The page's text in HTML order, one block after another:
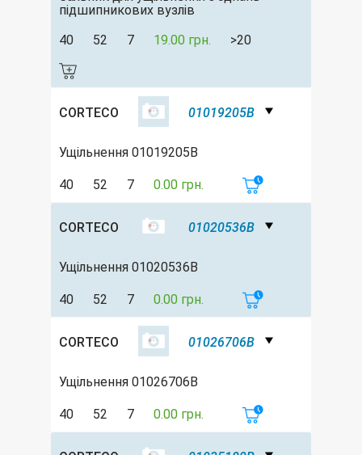
підшипникових вузлів
40
52 7 19.00 грн. >20
CORTECO 01019205B
Ущільнення 01019205B
40 52 7 0.00 грн.
CORTECO 01020536B
Ущільнення 01020536B
40 52 7 0.00 грн.
CORTECO 01026706B
Ущільнення 01026706B
40 52 7 0.00 грн.